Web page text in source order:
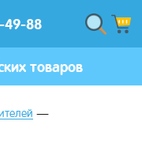
49-88
товаров